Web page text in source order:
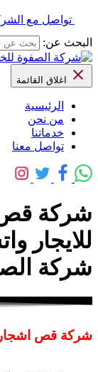
تواصل مع
البحث عن:
اغلاق القائمة
الرئيسية
من نحن
خدماتنا
تواصل معنا
شركة قص
شركة
شركة قص اشجار